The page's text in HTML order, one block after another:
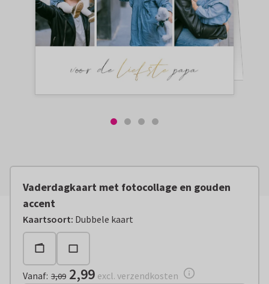
Vaderdagkaart met fotocollage en gouden
accent
Kaartsoort: Dubbele kaart
Vanaf:€ 2,99 excl. verzendkosten
Vanaf: 3,09 2,99 excl. verzendkosten